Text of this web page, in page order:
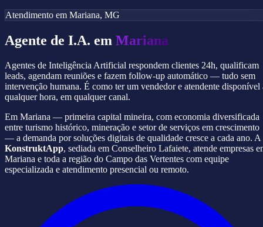
Atendimento em Mariana, MG
Agente de I.A. em Mariana
Agentes de Inteligência Artificial respondem clientes 24h, qualificam
leads, agendam reuniões e fazem follow-up automático — tudo sem
intervenção humana. É como ter um vendedor e atendente disponível
qualquer hora, em qualquer canal.
Em Mariana — primeira capital mineira, com economia diversificada
entre turismo histórico, mineração e setor de serviços em crescimento
— a demanda por soluções digitais de qualidade cresce a cada ano. A
KonstruktApp, sediada em Conselheiro Lafaiete, atende empresas
Mariana e toda a região do Campo das Vertentes com equipe
especializada e atendimento presencial ou remoto.